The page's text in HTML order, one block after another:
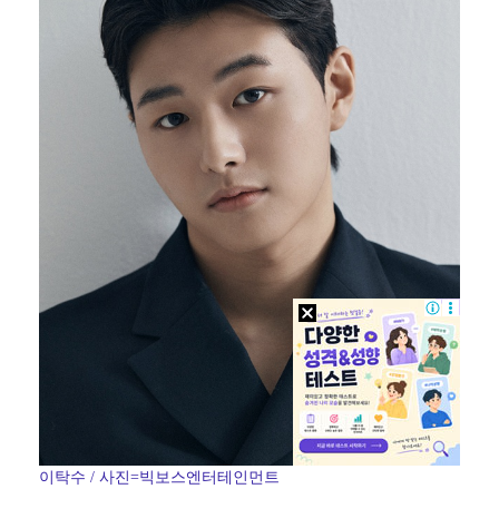
이탁수 / 사진=빅보스엔터테인먼트